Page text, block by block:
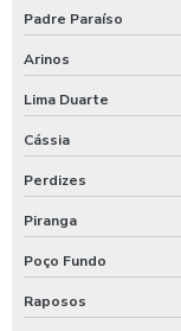
Padre Paraíso
Arinos
Lima Duarte
Cássia
Perdizes
Piranga
Poço Fundo
Raposos